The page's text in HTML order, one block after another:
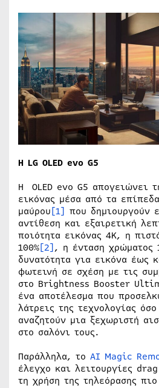
Η LG OLED evo G5
Η OLED evo G5 απογειώνει
εικόνας μέσα από τα
μαύρου[1] που δημιουργούν
αντίθεση και εξαιρετική
ποιότητα εικόνας 4K, η
100%[2], η ένταση χρώματος
δυνατότητα για εικόνα έως
φωτεινή σε σχέση με τις
στο Brightness Booster
ένα αποτέλεσμα που
λάτρεις της τεχνολογίας
αναζητούν μια ξεχωριστή
στο σαλόνι τους.
Παράλληλα, το AI Magic
έλεγχο και λειτουργίες
τη χρήση της τηλεόρασης